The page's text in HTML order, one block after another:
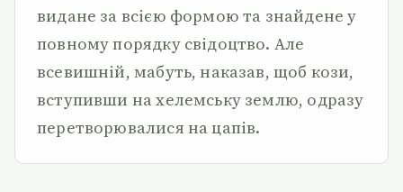
видане за всією формою та знайдене у
повному порядку свідоцтво. Але
всевишній, мабуть, наказав, щоб кози,
вступивши на хелемську землю, одразу
перетворювалися на цапів.